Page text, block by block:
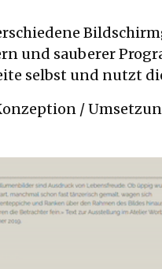
und sauberer
selbst und nutzt
/